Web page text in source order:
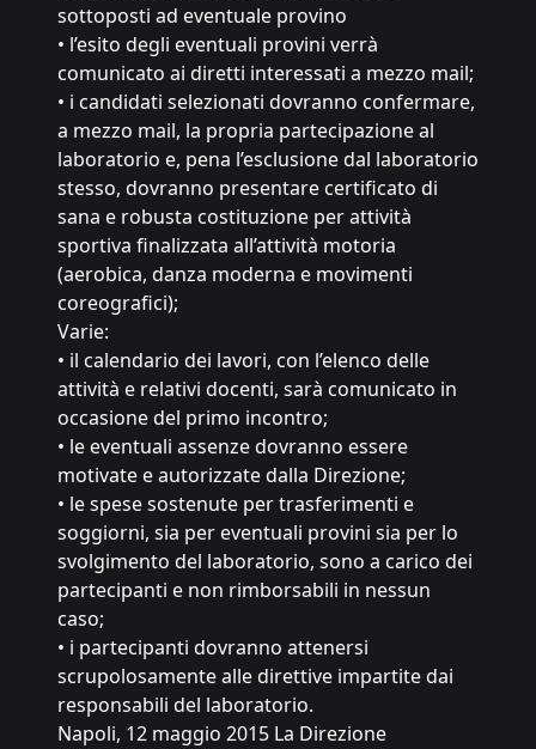
sottoposti ad eventuale provino
• l’esito degli eventuali provini verrà
comunicato ai diretti interessati a mezzo mail;
• i candidati selezionati dovranno confermare,
a mezzo mail, la propria partecipazione al
laboratorio e, pena l’esclusione dal laboratorio
stesso, dovranno presentare certificato di
sana e robusta costituzione per attività
sportiva finalizzata all’attività motoria
(aerobica, danza moderna e movimenti
coreografici);
Varie:
• il calendario dei lavori, con l’elenco delle
attività e relativi docenti, sarà comunicato in
occasione del primo incontro;
• le eventuali assenze dovranno essere
motivate e autorizzate dalla Direzione;
• le spese sostenute per trasferimenti e
soggiorni, sia per eventuali provini sia per lo
svolgimento del laboratorio, sono a carico dei
partecipanti e non rimborsabili in nessun
caso;
• i partecipanti dovranno attenersi
scrupolosamente alle direttive impartite dai
responsabili del laboratorio.
Napoli, 12 maggio 2015 La Direzione